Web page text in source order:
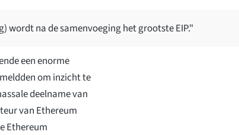
wordt na de samenvoeging het grootste EIP."
een enorme
om inzicht te
deelname van
van Ethereum
Ethereum